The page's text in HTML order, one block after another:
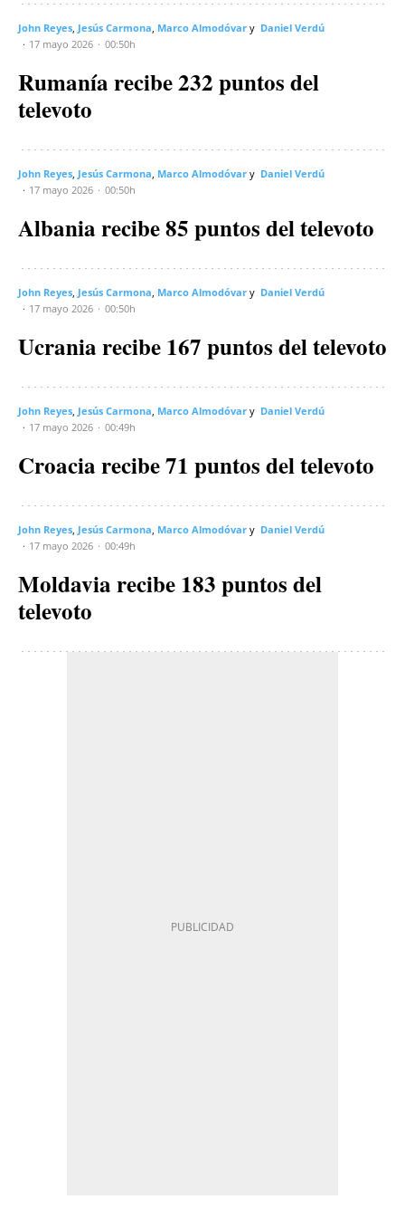
John Reyes Jesús Carmona Marco Almodóvar
Daniel Verdú
17 mayo 2026
00:50h
Rumanía recibe 232 puntos del
televoto
John Reyes Jesús Carmona Marco Almodóvar
Daniel Verdú
17 mayo 2026
00:50h
Albania recibe 85 puntos del televoto
John Reyes Jesús Carmona Marco Almodóvar
Daniel Verdú
17 mayo 2026
00:50h
Ucrania recibe 167 puntos del televoto
John Reyes Jesús Carmona Marco Almodóvar
Daniel Verdú
17 mayo 2026
00:49h
Croacia recibe 71 puntos del televoto
John Reyes Jesús Carmona Marco Almodóvar
Daniel Verdú
17 mayo 2026
00:49h
Moldavia recibe 183 puntos del
televoto